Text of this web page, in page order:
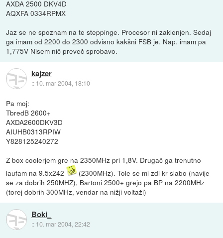
AXDA 2500 DKV4D
AQXFA 0334RPMX
Jaz se ne spoznam na te steppinge. Procesor ni zaklenjen. Sedaj
ga imam od 2200 do 2300 odvisno kakšni FSB je. Nap. imam pa
1,775V Nisem nič preveč sprobavo.
kajzer
:: 10. mar 2004, 18:10
Pa moj:
TbredB 2600+
AXDA2600DKV3D
AIUHB0313RPIW
Y828125240272
Z box coolerjem gre na 2350MHz pri 1,8V. Drugač ga trenutno
laufam na 9.5x242
(2300MHz). Tole se mi zdi kr slabo (navije
se za dobrih 250MHZ), Bartoni 2500+ grejo pa BP na 2200MHz
(torej dobrih 300MHz, vendar na nižji voltaži)
Boki_
:: 10. mar 2004, 22:42